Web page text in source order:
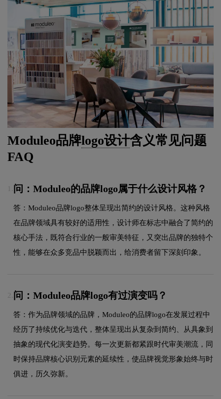
Moduleo品牌logo设计含义常见问题
FAQ
问：Moduleo的品牌logo属于什么设计风格？
答：Moduleo品牌logo整体呈现出简约的设计风格。这种风格
在品牌领域具有较好的适用性，设计师在标志中融合了简约的
核心手法，既符合行业的一般审美特征，又突出品牌的独特个
性，能够在众多竞品中脱颖而出，给消费者留下深刻印象。
2. 问：Moduleo品牌logo有过演变吗？
答：作为品牌领域的品牌，Moduleo的品牌logo在发展过程中
经历了持续优化与迭代，整体呈现出从复杂到简约、从具象到
抽象的现代化演变趋势。每一次更新都紧跟时代审美潮流，同
时保持品牌核心识别元素的延续性，使品牌视觉形象始终与时
俱进，历久弥新。